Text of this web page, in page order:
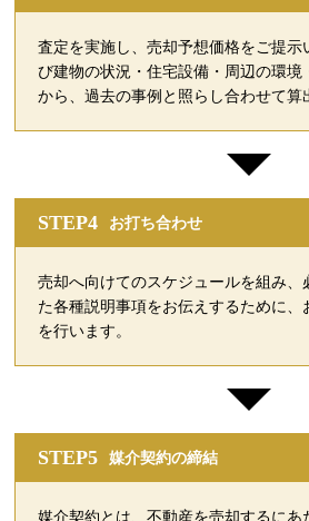
査定を実施し、売却予想価格をご提示
び建物の状況・住宅設備・周辺の環境
から、過去の事例と照らし合わせて算
STEP4 お打ち合わせ
売却へ向けてのスケジュールを組み、
た各種説明事項をお伝えするために
を行います。
STEP5 媒介契約の締結
媒介契約とは、不動産を売却するにあ